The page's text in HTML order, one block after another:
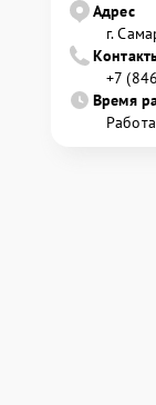
Адрес
г.
+7
Время